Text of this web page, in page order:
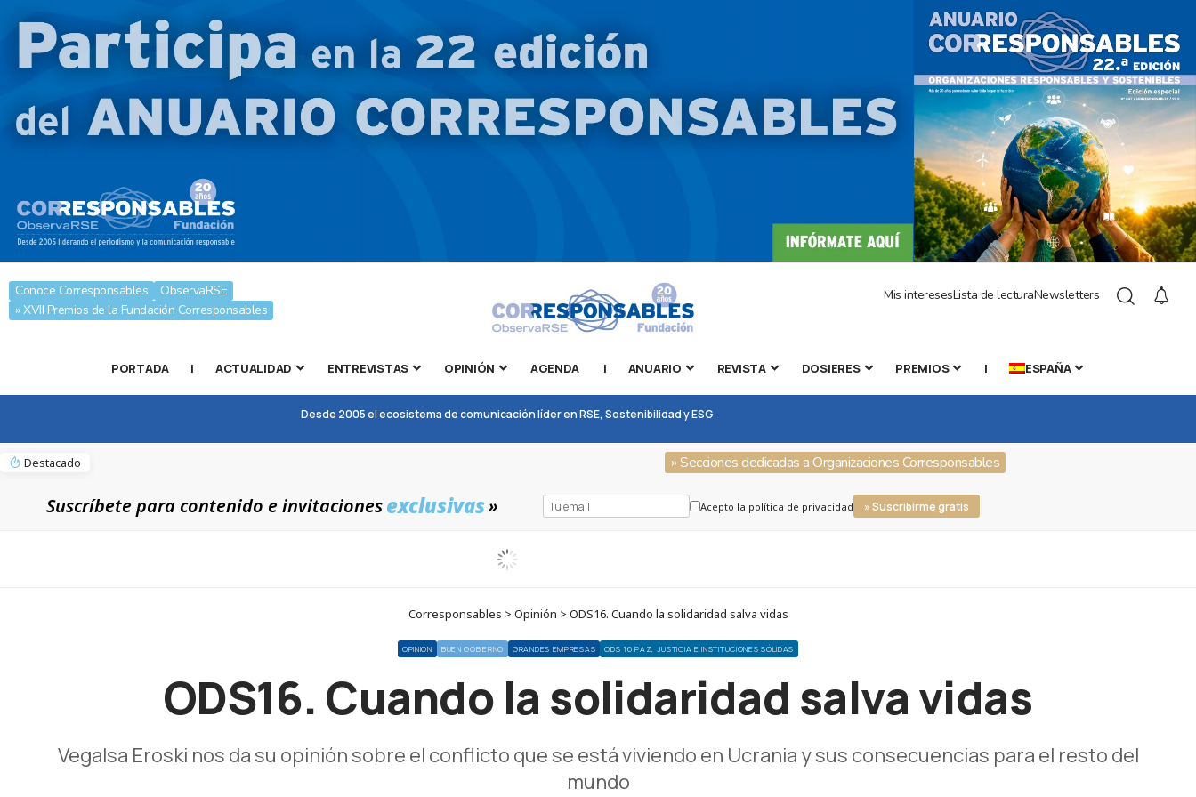
Conoce Corresponsables
ObservaRSE
» XVII Premios de la Fundación Corresponsables
Mis interesesLista de lecturaNewsletters
PORTADA | ACTUALIDAD ENTREVISTAS OPINIÓN AGENDA | ANUARIO REVISTA DOSIERES PREMIOS | ESPAÑA
Desde 2005 el ecosistema de comunicación líder en RSE, Sostenibilidad y ESG
Destacado » Secciones dedicadas a Organizaciones Corresponsables
Suscríbete para contenido e invitacionesexclusivas» Acepto la política de privacidad » Suscribirme gratis
Corresponsables > Opinión > ODS16. Cuando la solidaridad salva vidas
OPINIÓN BUEN GOBIERNO GRANDES EMPRESAS ODS 16 PAZ, JUSTICIA E INSTITUCIONES SÓLIDAS
ODS16. Cuando la solidaridad salva vidas
Vegalsa Eroski nos da su opinión sobre el conflicto que se está viviendo en Ucrania y sus consecuencias para el resto del
mundo